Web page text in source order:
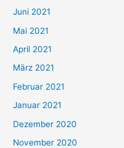
c
h
:
Juni 2021
Mai 2021
April 2021
März 2021
Februar 2021
Januar 2021
Dezember 2020
November 2020